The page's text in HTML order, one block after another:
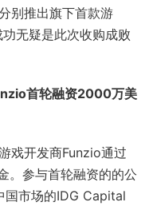
别推出旗下首款游
无疑是此次收购成败
首轮融资2000万美
戏开发商Funzio通过
。参与首轮融资的的公
国市场的IDG Capital